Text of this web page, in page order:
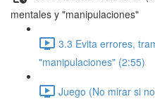
mentales y "manipulaciones"
3.3 Evita errores,
"manipulaciones" (2:55)
Juego (No mirar si